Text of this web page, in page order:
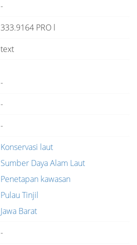
-
333.9164 PRO l
text
-
-
-
Konservasi laut
Sumber Daya Alam Laut
Penetapan kawasan
Pulau Tinjil
Jawa Barat
-